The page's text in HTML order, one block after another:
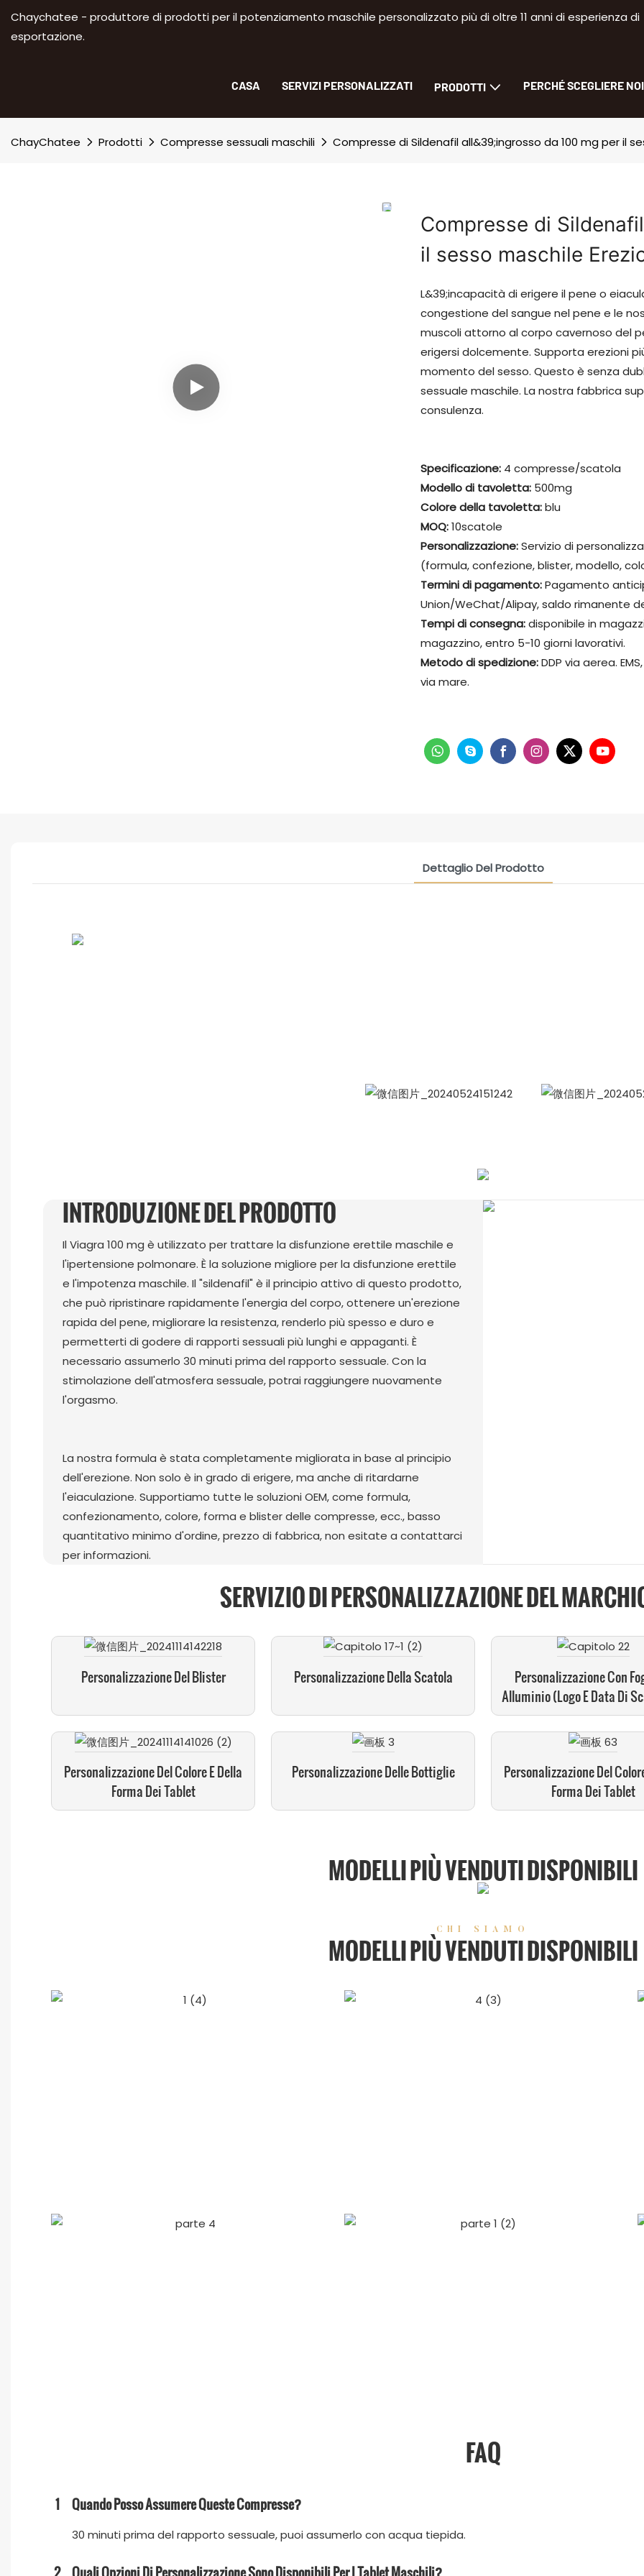
Chaychatee - produttore di prodotti per il potenziamento maschile personalizzato più di oltre 11 anni di esperienza di
esportazione.
CASA SERVIZI PERSONALIZZATI PRODOTTI PERCHÉ SCEGLIERE NOI
ChayChatee Prodotti Compresse sessuali maschili Compresse di Sildenafil all&39;ingrosso da 100 mg per il
Compresse di
il sesso maschile
L&39;incapacità di erigere il pene o
congestione del sangue nel pene e le
muscoli attorno al corpo cavernoso del
erigersi dolcemente. Supporta erezioni
momento del sesso. Questo è senza
sessuale maschile. La nostra fabbrica
consulenza.
Specificazione: 4 compresse/scatola
Modello di tavoletta: 500mg
Colore della tavoletta:blu
MOQ:10scatole
Personalizzazione:Servizio di
(formula, confezione, blister, modello,
Termini di pagamento:Pagamento
Union/WeChat/Alipay, saldo rimanente
Tempi di consegna:disponibile in
magazzino, entro 5-10 giorni lavorativi.
Metodo di spedizione:DDP via aerea.
via mare.
Dettaglio Del Prodotto
INTRODUZIONE DEL PRODOTTO
Il Viagra 100 mg è utilizzato per trattare la disfunzione erettile maschile e
l'ipertensione polmonare. È la soluzione migliore per la disfunzione erettile
e l'impotenza maschile. Il "sildenafil" è il principio attivo di questo prodotto,
che può ripristinare rapidamente l'energia del corpo, ottenere un'erezione
rapida del pene, migliorare la resistenza, renderlo più spesso e duro e
permetterti di godere di rapporti sessuali più lunghi e appaganti. È
necessario assumerlo 30 minuti prima del rapporto sessuale. Con la
stimolazione dell'atmosfera sessuale, potrai raggiungere nuovamente
l'orgasmo.
La nostra formula è stata completamente migliorata in base al principio
dell'erezione. Non solo è in grado di erigere, ma anche di ritardarne
l'eiaculazione. Supportiamo tutte le soluzioni OEM, come formula,
confezionamento, colore, forma e blister delle compresse, ecc., basso
quantitativo minimo d'ordine, prezzo di fabbrica, non esitate a contattarci
per informazioni.
SERVIZIO DI PERSONALIZZAZIONE DEL
Personalizzazione Del Blister Personalizzazione Della Scatola
Personalizzazione Con
Alluminio (logo E Data Di
Personalizzazione Del Colore E Della
Forma Dei Tablet
Personalizzazione Delle Bottiglie
Personalizzazione Del
Forma Dei Tablet
MODELLI PIÙ VENDUTI DISPONIBILI
CHI SIAMO
MODELLI PIÙ VENDUTI DISPONIBILI
FAQ
1 Quando Posso Assumere Queste Compresse?
30 minuti prima del rapporto sessuale, puoi assumerlo con acqua tiepida.
2 Quali Opzioni Di Personalizzazione Sono Disponibili Per I Tablet Maschili?